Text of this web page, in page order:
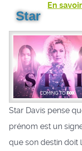
En
Star
Star Davis pense
prénom est un
que son destin doit